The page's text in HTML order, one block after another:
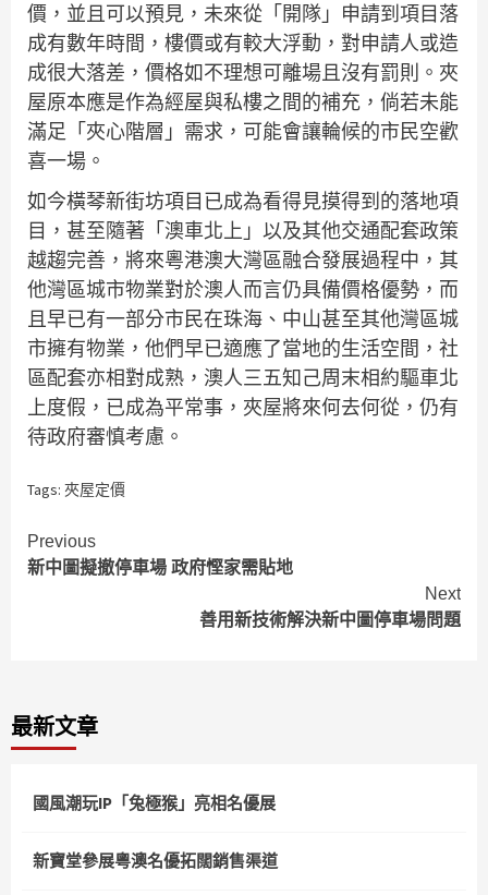
價，並且可以預見，未來從「開隊」申請到項目落
成有數年時間，樓價或有較大浮動，對申請人或造
成很大落差，價格如不理想可離場且沒有罰則。夾
屋原本應是作為經屋與私樓之間的補充，倘若未能
滿足「夾心階層」需求，可能會讓輪候的市民空歡
喜一場。
如今橫琴新街坊項目已成為看得見摸得到的落地項
目，甚至隨著「澳車北上」以及其他交通配套政策
越趨完善，將來粵港澳大灣區融合發展過程中，其
他灣區城市物業對於澳人而言仍具備價格優勢，而
且早已有一部分市民在珠海、中山甚至其他灣區城
市擁有物業，他們早已適應了當地的生活空間，社
區配套亦相對成熟，澳人三五知己周末相約驅車北
上度假，已成為平常事，夾屋將來何去何從，仍有
待政府審慎考慮。
Tags: 夾屋定價
Continue
Reading
Previous
新中圖擬撤停車場 政府慳家需貼地
Next
善用新技術解決新中圖停車場問題
最新文章
國風潮玩IP「兔極猴」亮相名優展
新寶堂參展粵澳名優拓闊銷售渠道